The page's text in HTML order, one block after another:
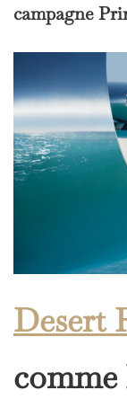
campagne
Desert